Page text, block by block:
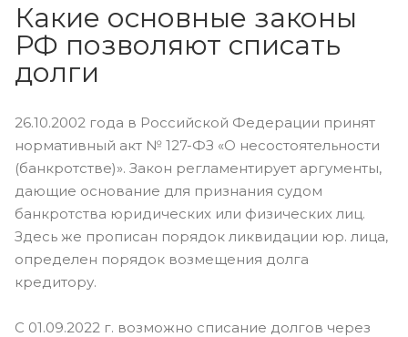
Какие основные законы
РФ позволяют списать
долги
26.10.2002 года в Российской Федерации принят
нормативный акт № 127-ФЗ «О несостоятельности
(банкротстве)». Закон регламентирует аргументы,
дающие основание для признания судом
банкротства юридических или физических лиц.
Здесь же прописан порядок ликвидации юр. лица,
определен порядок возмещения долга
кредитору.
С 01.09.2022 г. возможно списание долгов через